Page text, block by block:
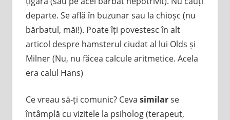
departe. Se află în buzunar sau la chioșc (nu
bărbatul, măi!). Poate îți povestesc în alt
articol despre hamsterul ciudat al lui Olds și
Milner (Nu, nu făcea calcule aritmetice. Acela
era calul Hans)
Ce vreau să-ți comunic? Ceva similarse
întâmplă cu vizitele la psiholog (terapeut,